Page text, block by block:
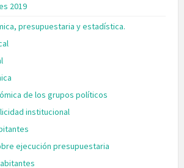
2019
presupuestaria y estadística.
de los grupos políticos
institucional
ejecución presupuestaria